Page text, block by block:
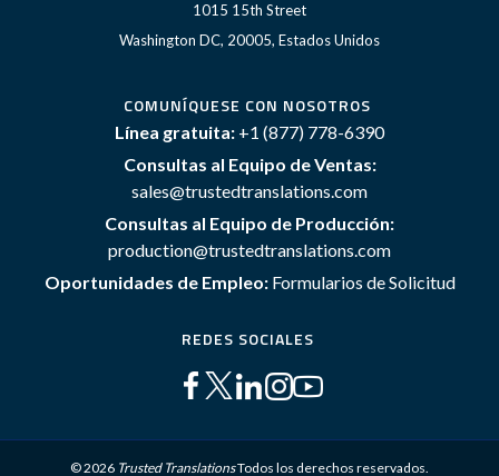
1015 15th Street
Washington DC, 20005, Estados Unidos
COMUNÍQUESE CON NOSOTROS
Línea gratuita: +1 (877) 778-6390
Consultas al Equipo de Ventas:
sales@trustedtranslations.com
Consultas al Equipo de Producción:
production@trustedtranslations.com
Oportunidades de Empleo: Formularios de Solicitud
REDES SOCIALES
© 2026 Trusted TranslationsTodos los derechos reservados.